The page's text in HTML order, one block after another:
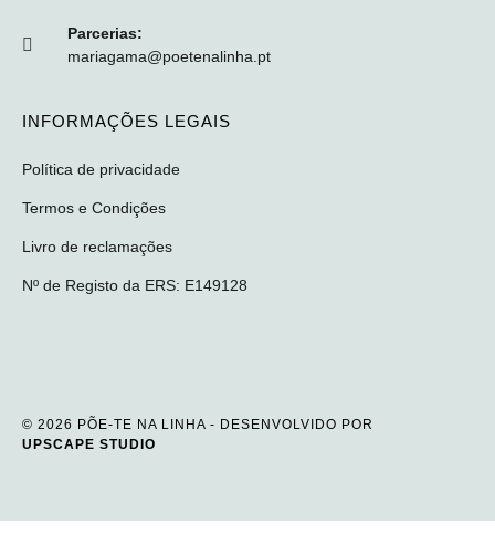
Parcerias:
mariagama@poetenalinha.pt
INFORMAÇÕES LEGAIS
Política de privacidade
Termos e Condições
Livro de reclamações
Nº de Registo da ERS: E149128
© 2026 PÕE-TE NA LINHA - DESENVOLVIDO POR
UPSCAPE STUDIO